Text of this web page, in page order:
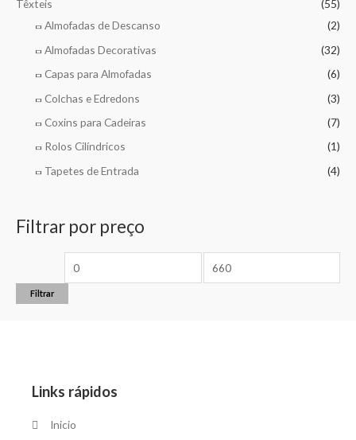
Têxteis
(55)
Almofadas de Descanso
(2)
Almofadas Decorativas
(32)
Capas para Almofadas
(6)
Colchas e Edredons
(3)
Coxins para Cadeiras
(7)
Rolos Cilíndricos
(1)
Tapetes de Entrada
(4)
Filtrar por preço
Filtrar
Links rápidos
Inicio